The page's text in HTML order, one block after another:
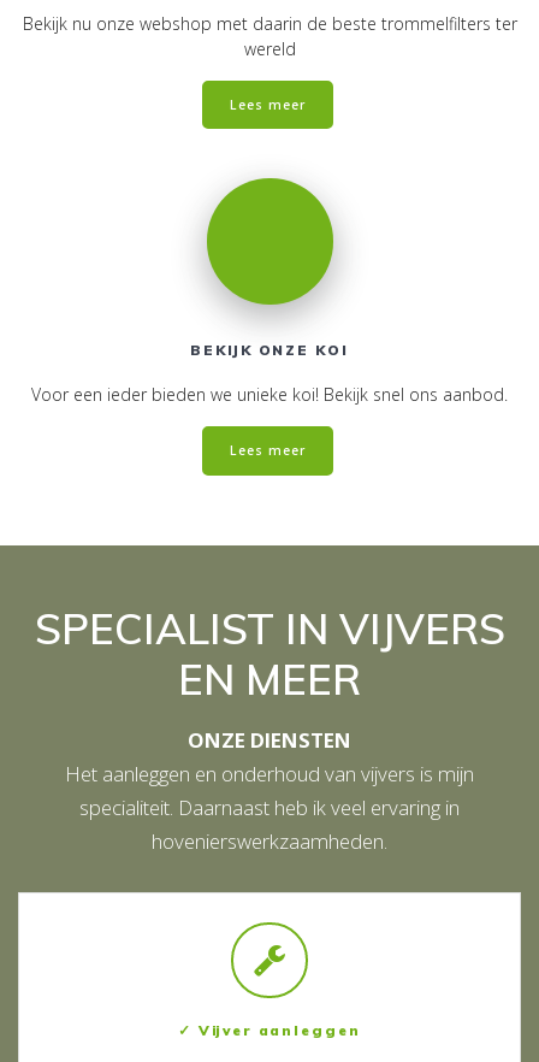
Bekijk nu onze webshop met daarin de beste trommelfilters ter
wereld
Lees meer
BEKIJK ONZE KOI
Voor een ieder bieden we unieke koi! Bekijk snel ons aanbod.
Lees meer
SPECIALIST IN VIJVERS
EN MEER
ONZE DIENSTEN
Het aanleggen en onderhoud van vijvers is mijn
specialiteit. Daarnaast heb ik veel ervaring in
hovenierswerkzaamheden.
✓ Vijver aanleggen